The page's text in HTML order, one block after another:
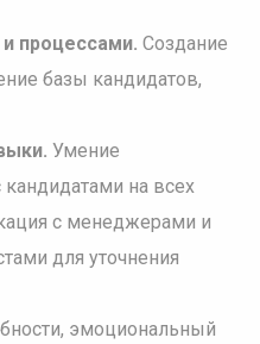
процессами. Создание
базы кандидатов,
Умение
на всех
с менеджерами и
для уточнения
эмоциональный